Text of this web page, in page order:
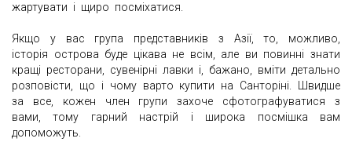
жартувати і щиро посміхатися.
Якщо у вас група представників з Азії, то, можливо,
історія острова буде цікава не всім, але ви повинні знати
кращі ресторани, сувенірні лавки і, бажано, вміти детально
розповісти, що і чому варто купити на Санторіні. Швидше
за все, кожен член групи захоче сфотографуватися з
вами, тому гарний настрій і широка посмішка вам
допоможуть.